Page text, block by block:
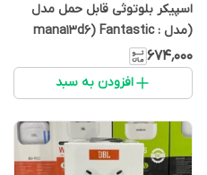
اسپیکر بلوتوثی قابل حمل مدل
(مدل : mana13d6) Fantastic
Quality
۶۷۴٬۰۰۰
افزودن به سبد